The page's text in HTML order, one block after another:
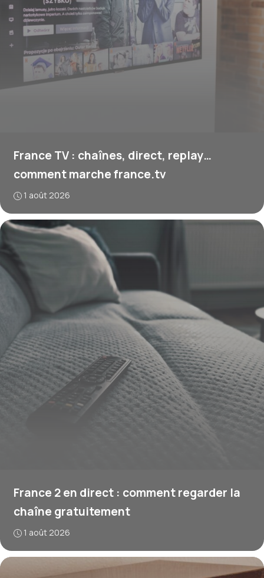
France TV : chaînes, direct, replay…
comment marche france.tv
1 août 2026
France 2 en direct : comment regarder la
chaîne gratuitement
1 août 2026